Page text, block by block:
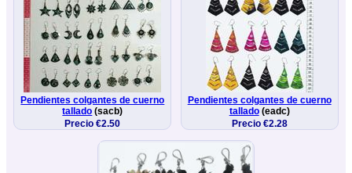
Pendientes colgantes de cuerno
tallado (sacb)
Precio €2.50
Pendientes colgantes de cuerno
tallado(eadc)
Precio €2.28